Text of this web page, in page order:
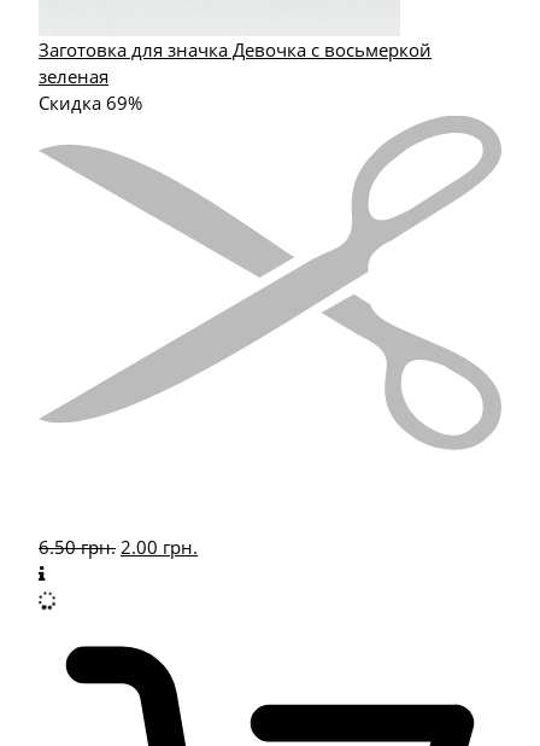
Заготовка для значка Девочка с восьмеркой
зеленая
Скидка 69%
6.50грн. 2.00 грн.